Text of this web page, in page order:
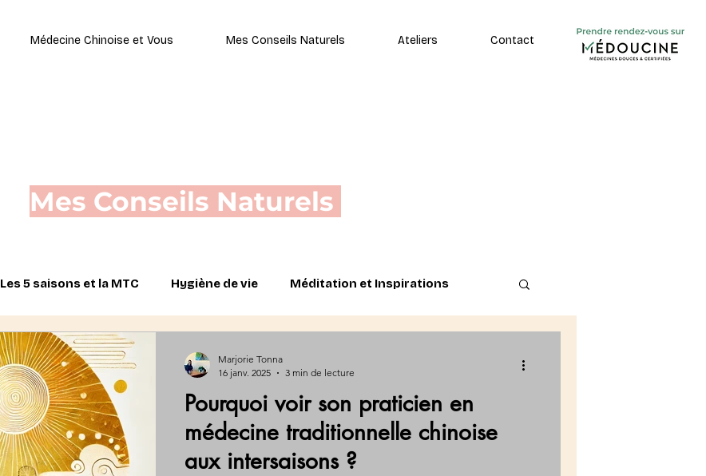
Médecine Chinoise et Vous Mes Conseils Naturels Ateliers Contact
Mes Conseils Naturels
Les 5 saisons et la MTC Hygiène de vie Méditation et Inspirations
Pourquoi voir son praticien en
médecine traditionnelle chinoise
aux intersaisons ?
Marjorie Tonna
16 janv. 2025
3 min de lecture